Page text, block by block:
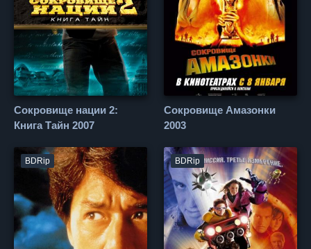
Сокровище нации 2:
Книга Тайн 2007
Сокровище Амазонки
2003
BDRip BDRip